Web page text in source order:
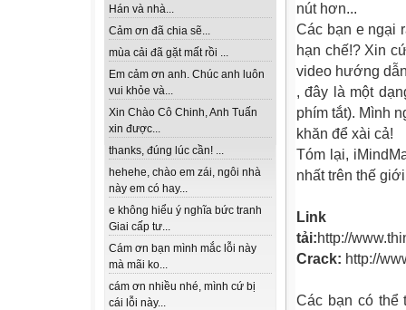
Hán và nhà...
Cảm ơn đã chia sẽ...
mùa cải đã gặt mất rồi ...
Em cảm ơn anh. Chúc anh luôn
vui khỏe và...
Xin Chào Cô Chinh, Anh Tuấn
xin được...
thanks, đúng lúc cần! ...
hehehe, chào em zái, ngôi nhà
này em có hay...
e không hiểu ý nghĩa bức tranh
Giai cấp tư...
Cám ơn bạn mình mắc lỗi này
mà mãi ko...
cám ơn nhiều nhé, mình cứ bị
cái lỗi này...
nút hơn...
Các bạn e ngại
hạn chế!? Xin
video hướng
, đây là một
phím tắt). Mình
khăn để xài cả!
Tóm lại,
nhất trên thế
Link
tải:http://
Crack: http://
Các bạn có thể